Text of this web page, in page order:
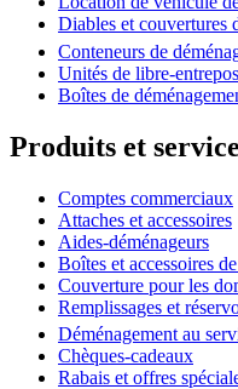
Diables et couvertures
Conteneurs de
Unités de libre-
Boîtes de
Produits et
Comptes commerciaux
Attaches et accessoires
Aides-déménageurs
Boîtes et accessoires
Couverture pour les
Remplissages et
Déménagement au
Chèques-cadeaux
Rabais et offres